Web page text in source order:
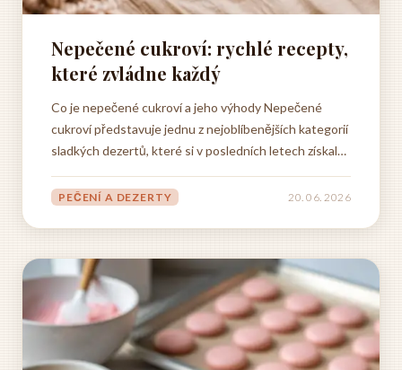
Nepečené cukroví: rychlé recepty,
které zvládne každý
Co je nepečené cukroví a jeho výhody Nepečené
cukroví představuje jednu z nejoblíbenějších kategorií
sladkých dezertů, které si v posledních letech získaly
ale i po celém světě. Jde o skupinu sladkostí a
PEČENÍ A DEZERTY 20. 06. 2026